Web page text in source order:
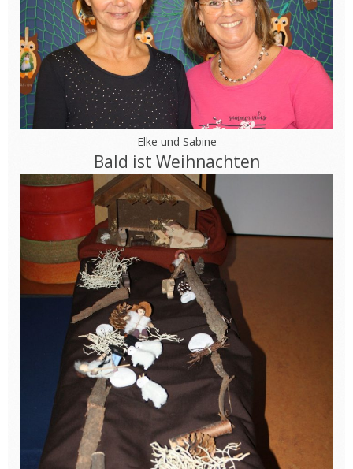
Elke und Sabine
Bald ist Weihnachten